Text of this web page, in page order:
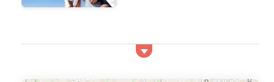
Si vous êtes à la recherche d'une location de vacances à
la plage en Côte d'Azur pour mai, notre comparateur de